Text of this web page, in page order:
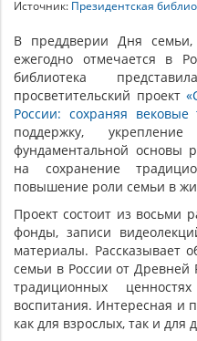
Источник: Президентская
В преддверии Дня
ежегодно отмечается в
библиотека
просветительский проект
России: сохраняя вековые
поддержку,
фундаментальной основы
на сохранение
повышение роли семьи в
Проект состоит из восьми
фонды, записи
материалы. Рассказывает
семьи в России от Древней
традиционных
воспитания. Интересная и
как для взрослых, так и для